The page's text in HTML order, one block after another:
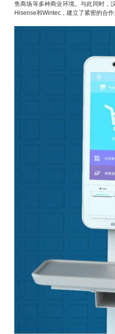
售商场等多种商业环境。与此同时，
Hisense和Wintec，建立了紧密的合作